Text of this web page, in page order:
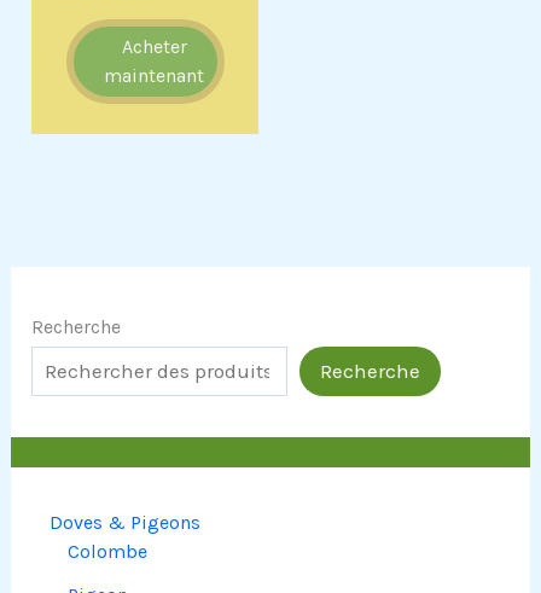
Recherche
Recherche
Doves & Pigeons
Colombe
Acheter
maintenant